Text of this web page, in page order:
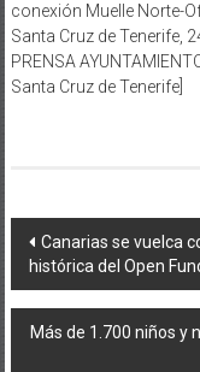
conexión Muelle Norte-
Santa Cruz de Tenerife,
PRENSA
Santa Cruz de Tenerife]
Navegación
de
entradas
Canarias se vuelca
histórica del Open
Más de 1.700 niños y